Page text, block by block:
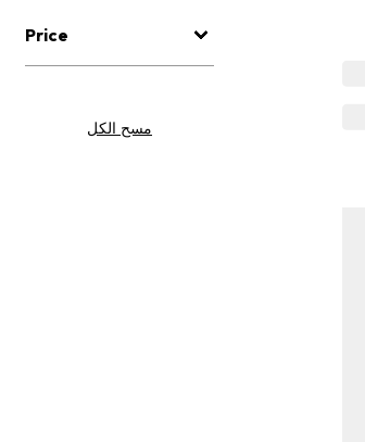
Price
مسح الكل